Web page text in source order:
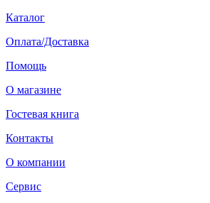
Каталог
Оплата/Доставка
Помощь
О магазине
Гостевая книга
Контакты
О компании
Сервис